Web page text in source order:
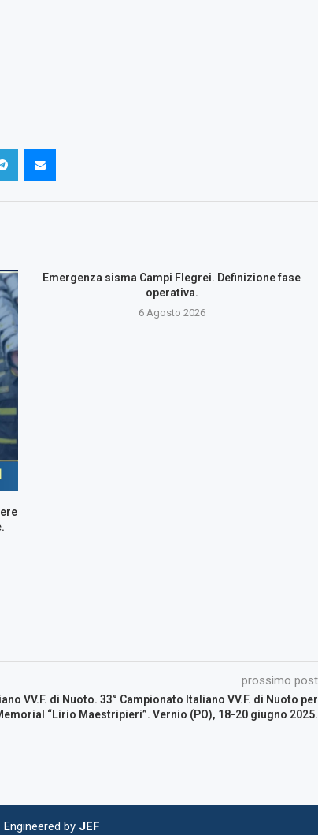
Emergenza sisma Campi Flegrei. Definizione fase
operativa.
6 Agosto 2026
prossimo post
VV.F. di Nuoto. 33° Campionato Italiano VV.F. di Nuoto per
“Lirio Maestripieri”. Vernio (PO), 18-20 giugno 2025.
Engineered by JEF